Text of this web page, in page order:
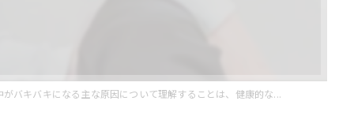
がバキバキになる主な原因について理解することは、健康的な...